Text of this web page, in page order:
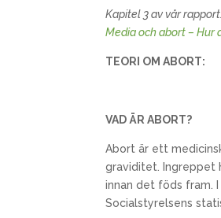
Kapitel 3 av vår
Media och abort –
TEORI OM ABORT:
VAD ÄR ABORT?
Abort är ett
graviditet. Ingreppet
innan det föds fram.
Socialstyrelsens